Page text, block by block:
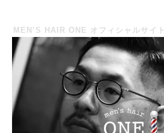
MEN’S HAIR ONE オフィシャルサイト